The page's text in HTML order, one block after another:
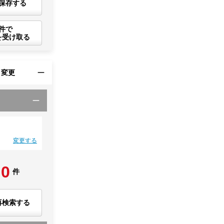
存する
で
受け取る
更
変更する
0 件
検索する